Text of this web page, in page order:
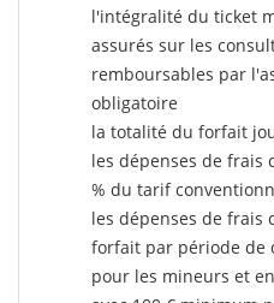
l'intégralité du ticket
assurés sur les
remboursables par
obligatoire
la totalité du forfait
les dépenses de frais
% du tarif
les dépenses de frais
forfait par période de
pour les mineurs et